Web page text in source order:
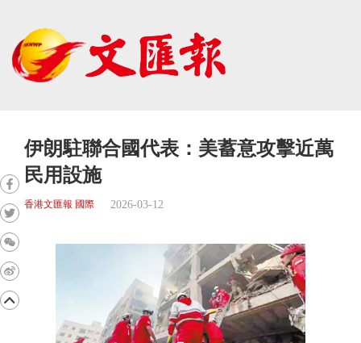
伊朗駐聯合國代表：美蓄意攻擊近萬
民用設施
香港文匯報 國際 2026-03-12